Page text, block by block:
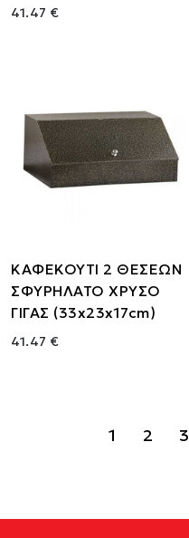
41.47 €
ΚΑΦΕΚΟΥΤΙ 2 ΘΕΣΕΩΝ
ΣΦΥΡΗΛΑΤΟ ΧΡΥΣΟ
ΓΙΓΑΣ (33x23x17cm)
41.47 €
1 2 3